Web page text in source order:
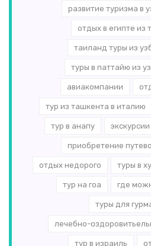
развитие туризма в
отдых в египте из
таиланд туры из
туры в паттайю из
авиакомпании
тур из ташкента в италию
тур в анапу
приобретение
отдых недорого туры в
тур на гоа где
туры для
лечебно-
тур в израиль